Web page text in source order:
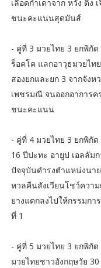
เลือดกำเดาจาก หวัง ติง
ชนะคะแนนสุดมันส์
- คู่ที่ 3 มวยไทย 3 ยกพิกั
ร็อคโค แลกอาวุธมวยไท
สองยกและยก 3 จากจัง
เพชรมณี จนออกอาการค
ชนะคะแนน
- คู่ที่ 4 มวยไทย 3 ยกพิกั
16 ปีปะทะ อายูป เอลลัม
ปัจจุบันดำรงตำแหน่งนา
หวลคืนสังเวียนโชว์ควา
ยางแตกลงไปให้กรรมก
ที่ 1
- คู่ที่ 5 มวยไทย 3 ยกพิกั
มวยไทยชาวอังกฤษวัย